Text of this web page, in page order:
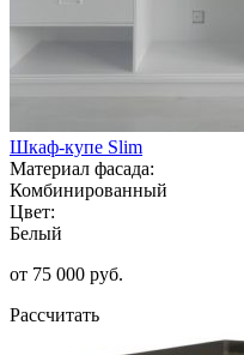
Шкаф-купе Slim
Материал фасада:
Комбинированный
Цвет:
Белый
от 75 000 руб.
Рассчитать